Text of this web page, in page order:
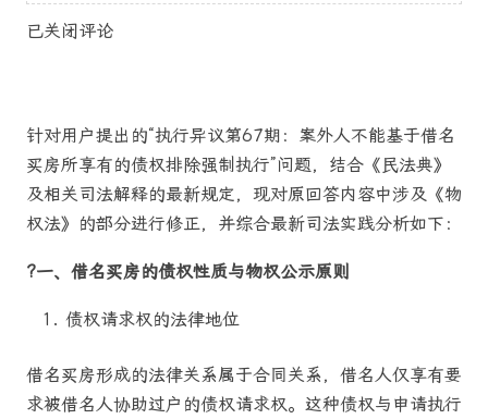
已关闭评论
针对用户提出的“执行异议第67期：案外人不能基于借名
买房所享有的债权排除强制执行”问题，结合《民法典》
及相关司法解释的最新规定，现对原回答内容中涉及《物
权法》的部分进行修正，并综合最新司法实践分析如下：
?一、借名买房的债权性质与物权公示原则
债权请求权的法律地位
借名买房形成的法律关系属于合同关系，借名人仅享有要
求被借名人协助过户的债权请求权。这种债权与申请执行